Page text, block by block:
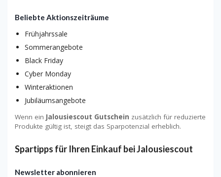
Beliebte Aktionszeiträume
Frühjahrssale
Sommerangebote
Black Friday
Cyber Monday
Winteraktionen
Jubiläumsangebote
Wenn ein Jalousiescout Gutschein zusätzlich für reduzierte
Produkte gültig ist, steigt das Sparpotenzial erheblich.
Spartipps für Ihren Einkauf bei Jalousiescout
Newsletter abonnieren